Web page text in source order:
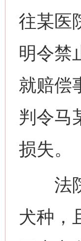
往某医
明令禁
就赔偿
判令马
损失。
法院
犬种，